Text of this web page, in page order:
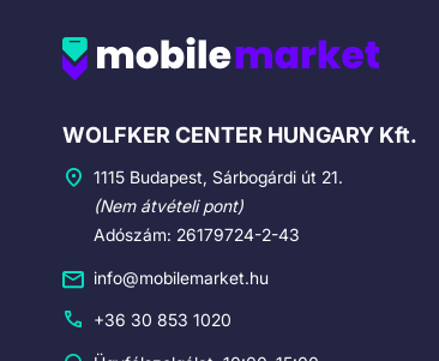
Cégadatok
WOLFKER CENTER HUNGARY Kft.
1115 Budapest, Sárbogárdi út 21.
(Nem átvételi pont)
Adószám: 26179724-2-43
info@mobilemarket.hu
+36 30 853 1020